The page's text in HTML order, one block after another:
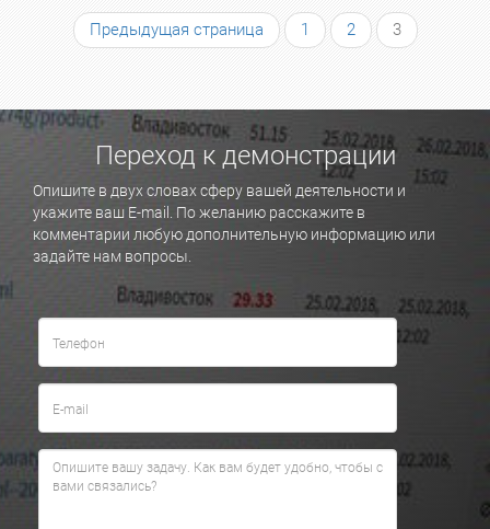
Предыдущая страница 1 2 3
Переход к демонстрации
Опишите в двух словах сферу вашей деятельности и
укажите ваш E-mail. По желанию расскажите в
комментарии любую дополнительную информацию или
задайте нам вопросы.